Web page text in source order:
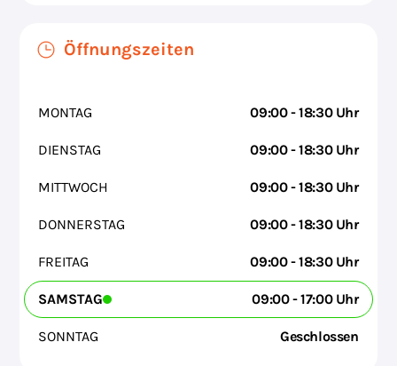
Öffnungszeiten
MONTAG 09:00 - 18:30 Uhr
DIENSTAG 09:00 - 18:30 Uhr
MITTWOCH 09:00 - 18:30 Uhr
DONNERSTAG 09:00 - 18:30 Uhr
FREITAG 09:00 - 18:30 Uhr
SAMSTAG 09:00 - 17:00 Uhr
SONNTAG Geschlossen